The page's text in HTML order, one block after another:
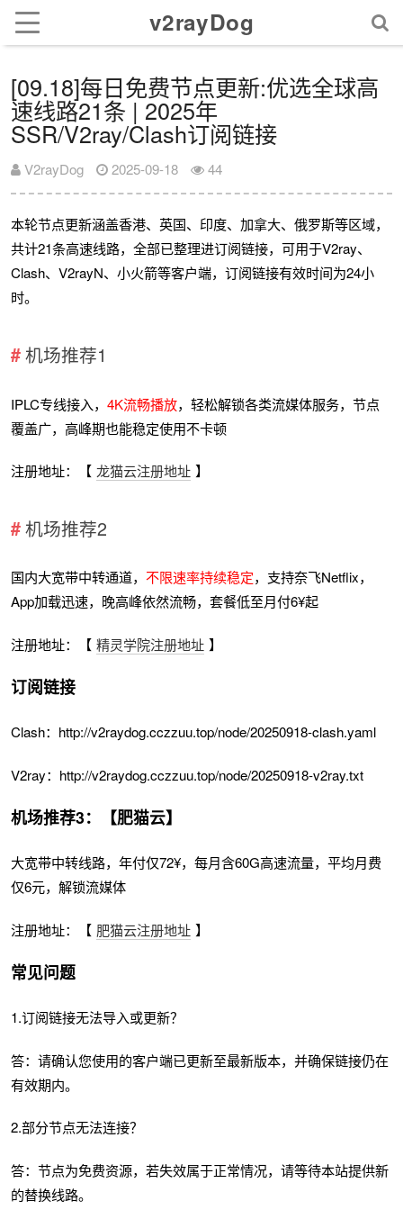
v2rayDog
[09.18]每日免费节点更新:优选全球高
速线路21条 | 2025年
SSR/V2ray/Clash订阅链接
V2rayDog 2025-09-18 44
本轮节点更新涵盖香港、英国、印度、加拿大、俄罗斯等区域，
共计21条高速线路，全部已整理进订阅链接，可用于V2ray、
Clash、V2rayN、小火箭等客户端，订阅链接有效时间为24小
时。
机场推荐1
IPLC专线接入，4K流畅播放，轻松解锁各类流媒体服务，节点
覆盖广，高峰期也能稳定使用不卡顿
注册地址：【 龙猫云注册地址 】
机场推荐2
国内大宽带中转通道，不限速率持续稳定，支持奈飞Netflix，
App加载迅速，晚高峰依然流畅，套餐低至月付6¥起
注册地址：【 精灵学院注册地址 】
订阅链接
Clash：http://v2raydog.cczzuu.top/node/20250918-clash.yaml
V2ray：http://v2raydog.cczzuu.top/node/20250918-v2ray.txt
机场推荐3：【肥猫云】
大宽带中转线路，年付仅72¥，每月含60G高速流量，平均月费
仅6元，解锁流媒体
注册地址：【 肥猫云注册地址 】
常见问题
1.订阅链接无法导入或更新？
答：请确认您使用的客户端已更新至最新版本，并确保链接仍在
有效期内。
2.部分节点无法连接？
答：节点为免费资源，若失效属于正常情况，请等待本站提供新
的替换线路。